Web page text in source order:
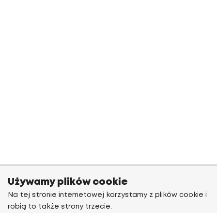
Używamy plików cookie
Na tej stronie internetowej korzystamy z plików cookie i
robią to także strony trzecie.